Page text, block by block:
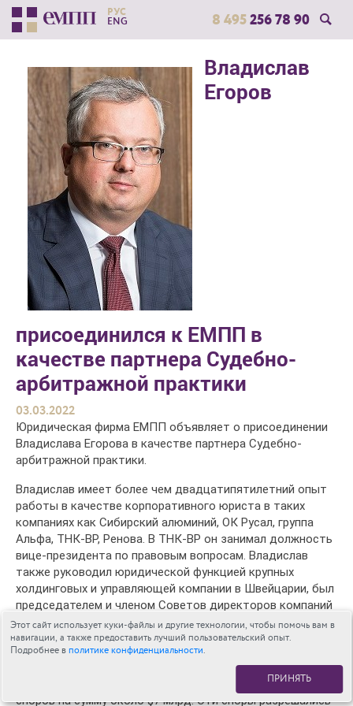
РУС
ENG
8 495 256 78 90
Этот сайт использует куки-файлы и другие технологии, чтобы помочь вам в
навигации, а также предоставить лучший пользовательский опыт.
Подробнее вполитике конфиденциальности.
ПРИНЯТЬ
Владислав
Егоров
присоединился к ЕМПП в
качестве партнера Судебно-
арбитражной практики
03.03.2022
Юридическая фирма ЕМПП объявляет о присоединении
Владислава Егорова в качестве партнера Судебно-
арбитражной практики.
Владислав имеет более чем двадцатипятилетний опыт
работы в качестве корпоративного юриста в таких
компаниях как Сибирский алюминий, ОК Русал, группа
Альфа, ТНК-ВР, Ренова. В ТНК-ВР он занимал должность
вице-президента по правовым вопросам. Владислав
также руководил юридической функцией крупных
холдинговых и управляющей компании в Швейцарии, был
председателем и членом Советов директоров компаний
в Англии и Швейцарии.
В своей предшествующей корпоративной практике
Владислав специализировался в области разрешения
споров. В общей сложности он участвовал в разрешении
споров на сумму около $7 млрд. Эти споры разрешались